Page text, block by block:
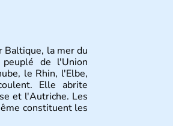
Baltique, la mer du
de l'Union
le Rhin, l'Elbe,
Elle abrite
et l'Autriche. Les
constituent les